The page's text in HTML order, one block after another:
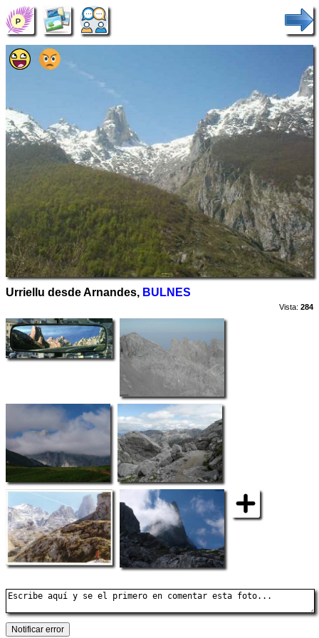
Urriellu desde Arnandes, BULNES
Vista: 284